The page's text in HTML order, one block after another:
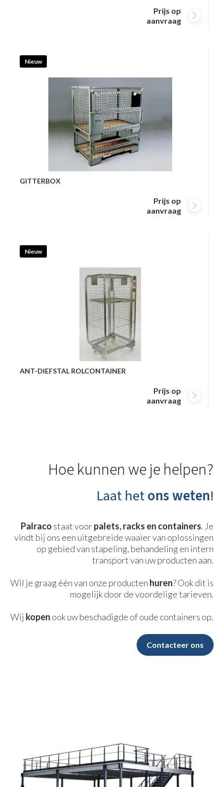
Prijs op
aanvraag
Nieuw
GITTERBOX
Prijs op
aanvraag
Nieuw
ANT-DIEFSTAL ROLCONTAINER
Prijs op
aanvraag
Hoe kunnen we je helpen?
Laat hetons weten!
Palraco staat voorpalets, racks en containers. Je
vindt bij ons een uitgebreide waaier van oplossingen
op gebied van stapeling, behandeling en intern
transport van uw producten aan.
Wil je graag één van onze producten huren? Ook dit is
mogelijk door de voordelige tarieven.
Wij kopen ook uw beschadigde of oude containers op.
Contacteer ons